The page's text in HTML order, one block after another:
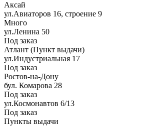
Аксай
ул.Авиаторов 16, строение 9
Много
ул.Ленина 50
Под заказ
Атлант (Пункт выдачи)
ул.Индустриальная 17
Под заказ
Ростов-на-Дону
бул. Комарова 28
Под заказ
ул.Космонавтов 6/13
Под заказ
Пункты выдачи